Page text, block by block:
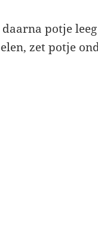
potje
zet potje